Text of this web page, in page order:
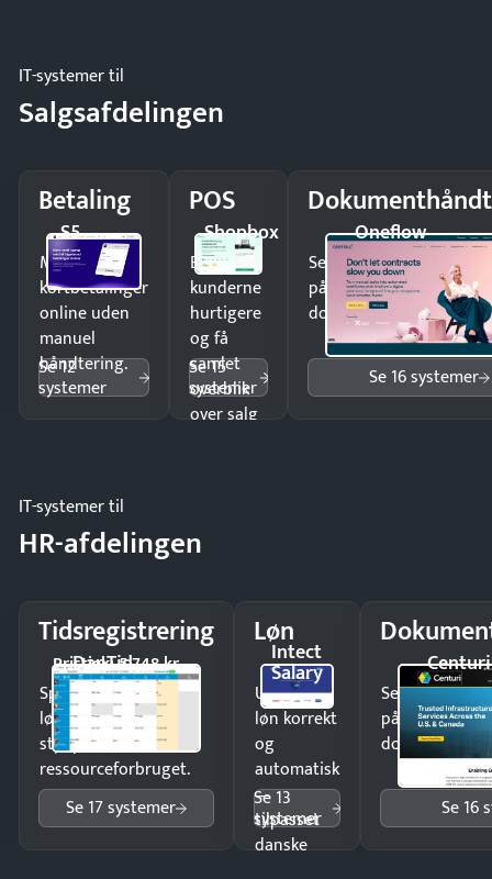
IT-systemer til
Salgsafdelingen
Betaling
S5
Modtag
kortbetalinger
online uden
manuel
håndtering.
Se 12
systemer
POS
Shopbox
Ekspedér
kunderne
hurtigere
og få
samlet
overblik
over salg
Se 15
systemer
Oneflow
Send kontrakter til
på minutter og mist
dokumenter.
Se 16 systemer
IT-systemer til
HR-afdelingen
Tidsregistrering
DanTid
Pristjek: 5.748 kr
Spar tid på
lønberegning og få
styr på
ressourceforbruget.
Se 17 systemer
Løn
Intect
Salary
Udbetal
løn korrekt
og
automatisk
—
tilpasset
danske
Se 13
systemer
Centuri
Send
på minutter
dokumenter.
Se 16